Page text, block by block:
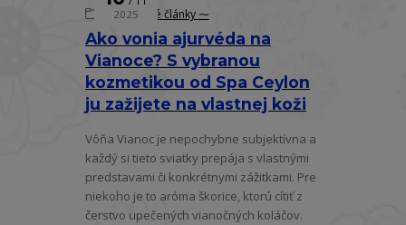
Ako vonia ajurvéda na
Vianoce? S vybranou
kozmetikou od Spa Ceylon
ju zažijete na vlastnej koži
2025
⁓ Ostatné články ⁓
Vôňa Vianoc je nepochybne subjektívna a
každý si tieto sviatky prepája s vlastnými
predstavami či konkrétnymi zážitkami. Pre
niekoho je to aróma škorice, ktorú cítiť z
čerstvo upečených vianočných koláčov.